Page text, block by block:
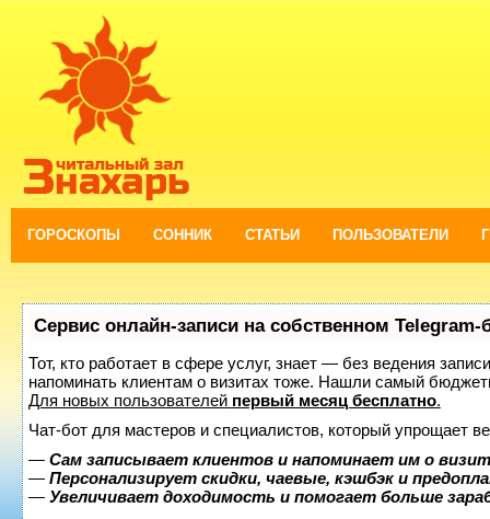
ГОРОСКОПЫ СОННИК СТАТЬИ ПОЛЬЗОВАТЕЛИ
Сервис онлайн-записи на собственном Telegram-
Тот, кто работает в сфере услуг, знает — без ведения
напоминать клиентам о визитах тоже. Нашли самый
Для новых пользователей первый месяц бесплатно.
Чат-бот для мастеров и специалистов, который упрощает
— Сам записывает клиентов и напоминает им о
— Персонализирует скидки, чаевые, кэшбэк и
— Увеличивает доходимость и помогает больше